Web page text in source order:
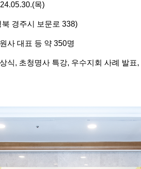
목)
경주시 보문로 338)
사 대표 등 약 350명
식, 초청명사 특강, 우수지회 사례 발